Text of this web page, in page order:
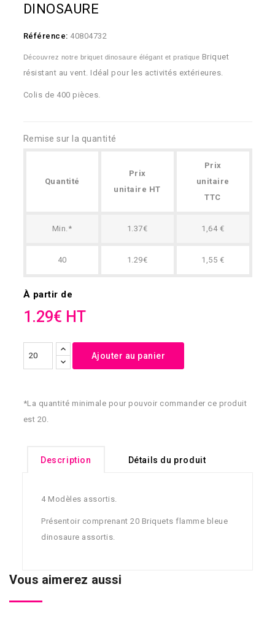
DINOSAURE
Référence: 40804732
Découvrez notre briquet dinosaure élégant et pratique Briquet
résistant au vent. Idéal pour les activités extérieures.
Colis de 400 pièces.
Remise sur la quantité
Quantité
Prix
unitaire HT
Prix
unitaire
TTC
Min.* 1.37€ 1,64 €
40 1.29€ 1,55 €
À partir de
1.29€ HT
Ajouter au panier
*La quantité minimale pour pouvoir commander ce produit
est 20.
Description Détails du produit
4 Modèles assortis.
Présentoir comprenant 20 Briquets flamme bleue
dinosaure assortis.
Vous aimerez aussi